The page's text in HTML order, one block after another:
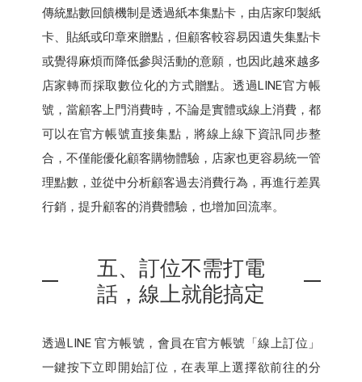
傳統點數回饋機制是透過紙本集點卡，由店家印製紙
卡、貼紙或印章來贈點，但顧客較容易因遺失集點卡
或覺得麻煩而降低參與活動的意願，也因此越來越多
店家轉而採取數位化的方式贈點。透過LINE官方帳
號，當顧客上門消費時，不論是實體或線上消費，都
可以在官方帳號直接集點，將線上線下資訊同步整
合，不僅能優化顧客購物體驗，店家也更容易統一管
理點數，並從中分析顧客過去消費行為，再進行差異
行銷，提升顧客的消費體驗，也增加回流率。
五、訂位不需打電
話，線上就能搞定
透過LINE 官方帳號，會員在官方帳號「線上訂位」
一鍵按下立即開始訂位，在表單上選擇欲前往的分